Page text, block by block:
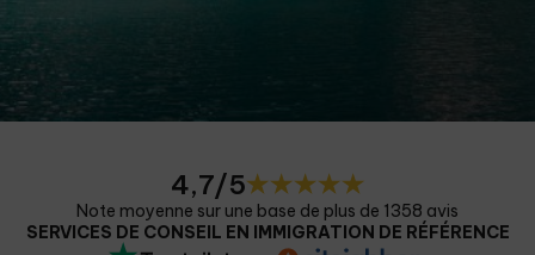
4,7/5
Note moyenne sur une base de plus de 1358 avis
SERVICES DE CONSEIL EN IMMIGRATION DE RÉFÉRENCE